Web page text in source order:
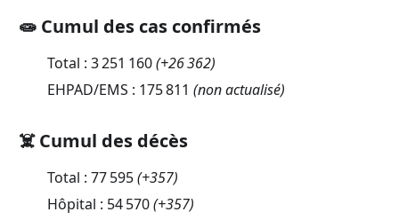
🧫 Cumul des cas confirmés
Total : 3 251 160(+26 362)
EHPAD/EMS : 175 811 (non actualisé)
☠️ Cumul des décès
Total : 77 595(+357)
Hôpital : 54 570(+357)